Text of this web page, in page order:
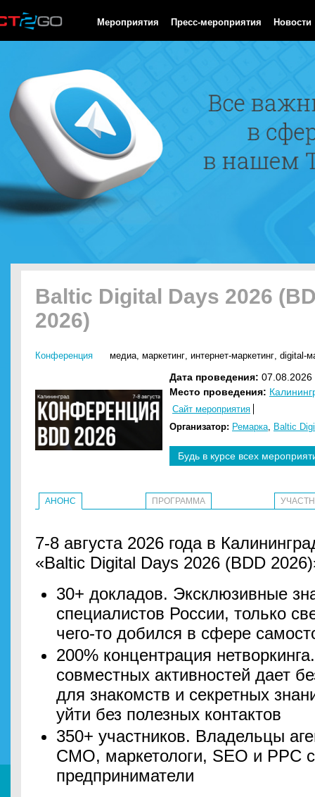
Мероприятия Пресс-мероприятия Новости
Baltic Digital Days 2026
2026)
Конференция медиа, маркетинг, интернет-маркетинг, digital-
Дата проведения:
Место проведения:
Сайт мероприятия
Организатор: Ремарка, Baltic
Будь в курсе всех
АНОНС ПРОГРАММА
7-8 августа 2026 года в
«Baltic Digital Days 2026 (BDD
30+ докладов. Эксклюзивные
специалистов России, только
чего-то добился в сфере
200% концентрация
совместных активностей дает
для знакомств и секретных
уйти без полезных контактов
350+ участников. Владельцы
СМО, маркетологи, SEO и PPC
предприниматели